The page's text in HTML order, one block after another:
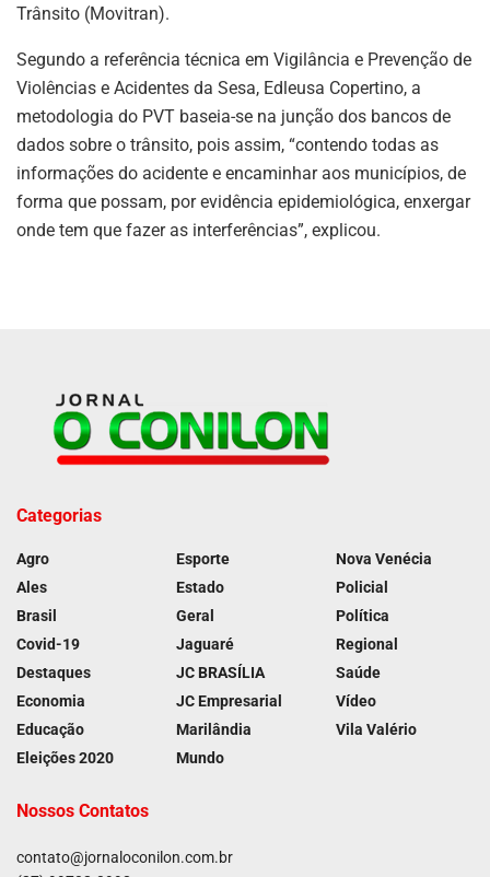
Trânsito (Movitran).
Segundo a referência técnica em Vigilância e Prevenção de
Violências e Acidentes da Sesa, Edleusa Copertino, a
metodologia do PVT baseia-se na junção dos bancos de
dados sobre o trânsito, pois assim, “contendo todas as
informações do acidente e encaminhar aos municípios, de
forma que possam, por evidência epidemiológica, enxergar
onde tem que fazer as interferências”, explicou.
Categorias
Agro
Ales
Brasil
Covid-19
Destaques
Economia
Educação
Eleições 2020
Esporte
Estado
Geral
Jaguaré
JC BRASÍLIA
JC Empresarial
Marilândia
Mundo
Nova Venécia
Policial
Política
Regional
Saúde
Vídeo
Vila Valério
Nossos Contatos
contato@jornaloconilon.com.br